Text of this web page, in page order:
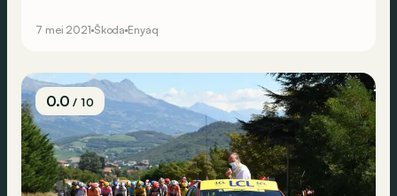
7 mei 2021 Škoda Enyaq
0.0/ 10